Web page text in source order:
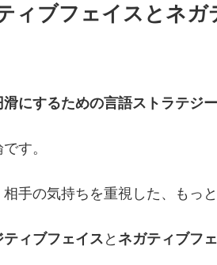
ブフェイスとネガ
滑にするための言語ストラテジー
す。
手の気持ちを重視した、もっと
ティブフェイス と ネガティブフ